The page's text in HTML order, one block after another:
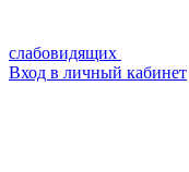
слабовидящих
Вход в личный кабинет